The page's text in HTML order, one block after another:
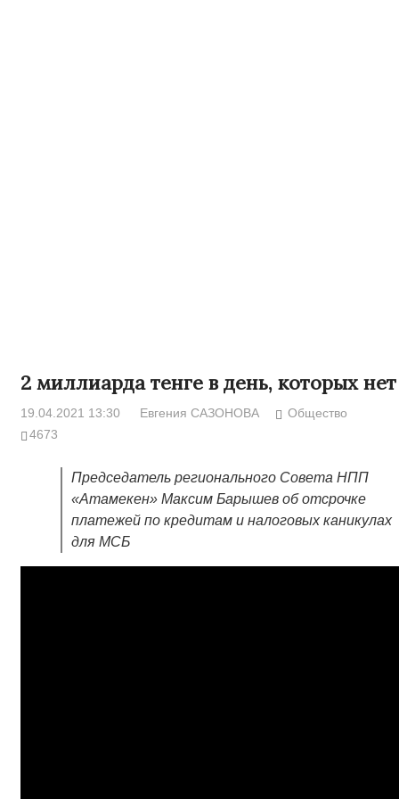
2 миллиарда тенге в день, которых нет
19.04.2021 13:30 Евгения САЗОНОВА
Общество
4673
Председатель регионального Совета НПП
«Атамекен» Максим Барышев об отсрочке
платежей по кредитам и налоговых каникулах
для МСБ